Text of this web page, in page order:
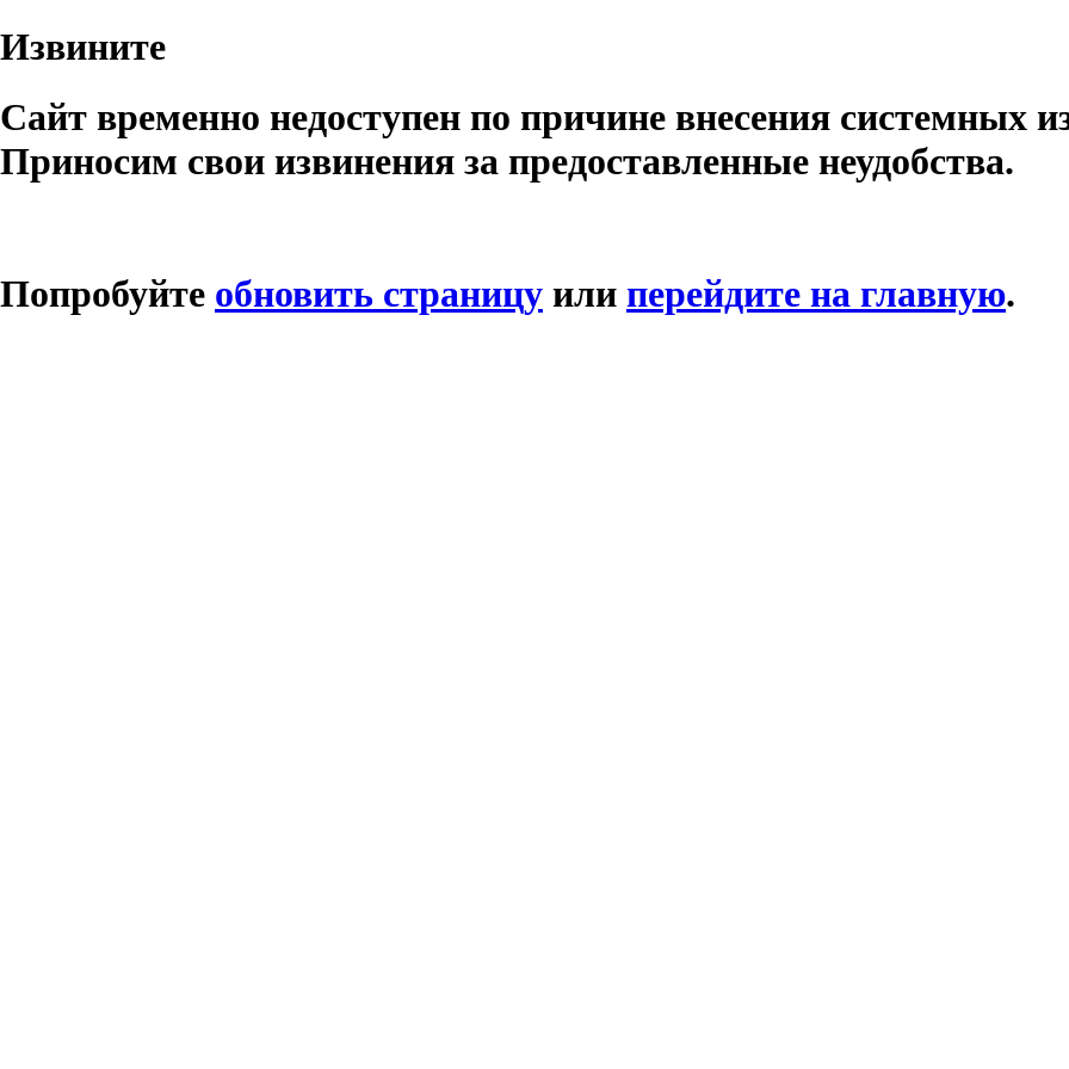
Извините
Сайт временно недоступен по причине внесения системных
Приносим свои извинения за предоставленные неудобства.
Попробуйте обновить страницу или перейдите на главную.